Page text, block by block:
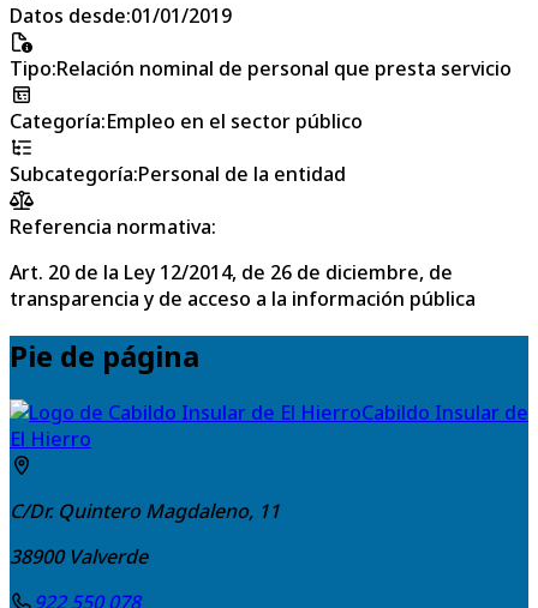
Datos desde:01/01/2019
Tipo:Relación nominal de personal que presta servicio
Categoría:Empleo en el sector público
Subcategoría:Personal de la entidad
Referencia normativa:
Art. 20 de la Ley 12/2014, de 26 de diciembre, de
transparencia y de acceso a la información pública
Pie de página
Cabildo Insular de
El Hierro
C/Dr. Quintero Magdaleno, 11
38900 Valverde
922 550 078